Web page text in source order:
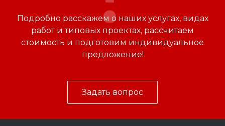
Подробно расскажем о наших услугах, видах
работ и типовых проектах, рассчитаем
стоимость и подготовим индивидуальное
предложение!
Задать вопрос